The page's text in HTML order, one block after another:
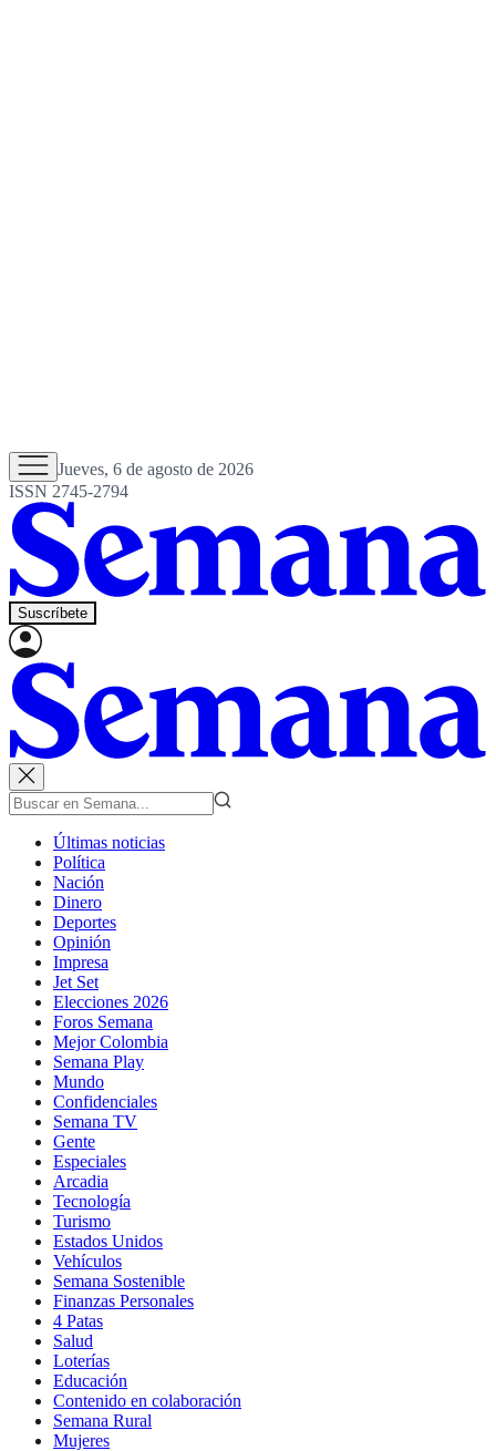
Jueves, 6 de agosto de 2026
ISSN 2745-2794
Suscríbete
Últimas noticias
Política
Nación
Dinero
Deportes
Opinión
Impresa
Jet Set
Elecciones 2026
Foros Semana
Mejor Colombia
Semana Play
Mundo
Confidenciales
Semana TV
Gente
Especiales
Arcadia
Tecnología
Turismo
Estados Unidos
Vehículos
Semana Sostenible
Finanzas Personales
4 Patas
Salud
Loterías
Educación
Contenido en colaboración
Semana Rural
Mujeres